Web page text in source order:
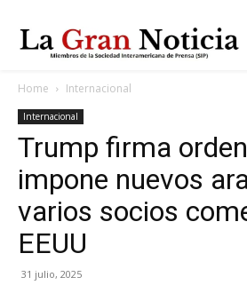
Home Internacional
Internacional
Trump firma
impone nuevos
varios socios
EEUU
31 julio, 2025